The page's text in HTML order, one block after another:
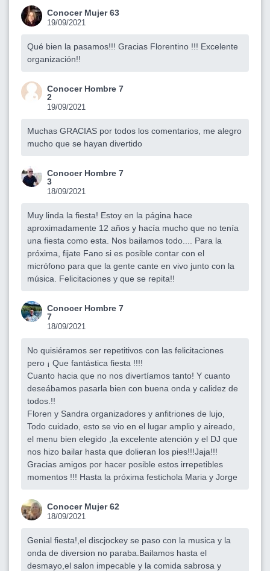
Conocer Mujer 63
19/09/2021
Qué bien la pasamos!!! Gracias Florentino !!! Excelente
organización!!
Conocer Hombre 7
2
19/09/2021
Muchas GRACIAS por todos los comentarios, me alegro
mucho que se hayan divertido
Conocer Hombre 7
3
18/09/2021
Muy linda la fiesta! Estoy en la página hace
aproximadamente 12 años y hacía mucho que no tenía
una fiesta como esta. Nos bailamos todo.... Para la
próxima, fijate Fano si es posible contar con el
micrófono para que la gente cante en vivo junto con la
música. Felicitaciones y que se repita!!
Conocer Hombre 7
7
18/09/2021
No quisiéramos ser repetitivos con las felicitaciones
pero ¡ Que fantástica fiesta !!!!
Cuanto hacia que no nos divertíamos tanto! Y cuanto
deseábamos pasarla bien con buena onda y calidez de
todos.!!
Floren y Sandra organizadores y anfitriones de lujo,
Todo cuidado, esto se vio en el lugar amplio y aireado,
el menu bien elegido ,la excelente atención y el DJ que
nos hizo bailar hasta que dolieran los pies!!!Jaja!!!
Gracias amigos por hacer posible estos irrepetibles
momentos !!! Hasta la próxima festichola Maria y Jorge
Conocer Mujer 62
18/09/2021
Genial fiesta!,el discjockey se paso con la musica y la
onda de diversion no paraba.Bailamos hasta el
desmayo,el salon impecable y la comida sabrosa y